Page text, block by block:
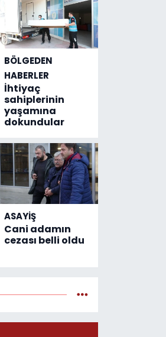
BÖLGEDEN
HABERLER
İhtiyaç
sahiplerinin
yaşamına
dokundular
ASAYİŞ
Cani adamın
cezası belli oldu